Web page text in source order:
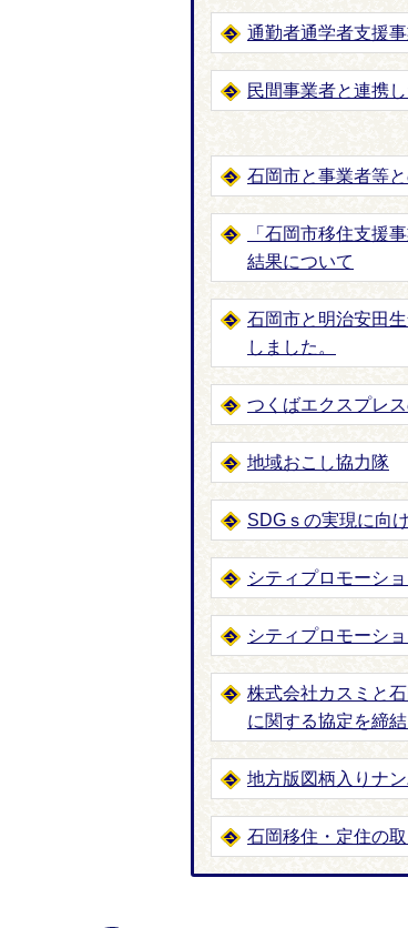
通勤者通学者支援
民間事業者と連携
石岡市と事業者等
「石岡市移住支援
結果について
石岡市と明治安田
しました。
つくばエクスプレ
地域おこし協力隊
SDGｓの実現に向
シティプロモーシ
シティプロモーシ
株式会社カスミと
に関する協定を締結
地方版図柄入りナ
石岡移住・定住の